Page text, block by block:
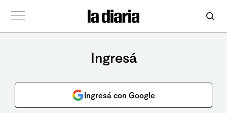
Ingresá
Ingresá con Google